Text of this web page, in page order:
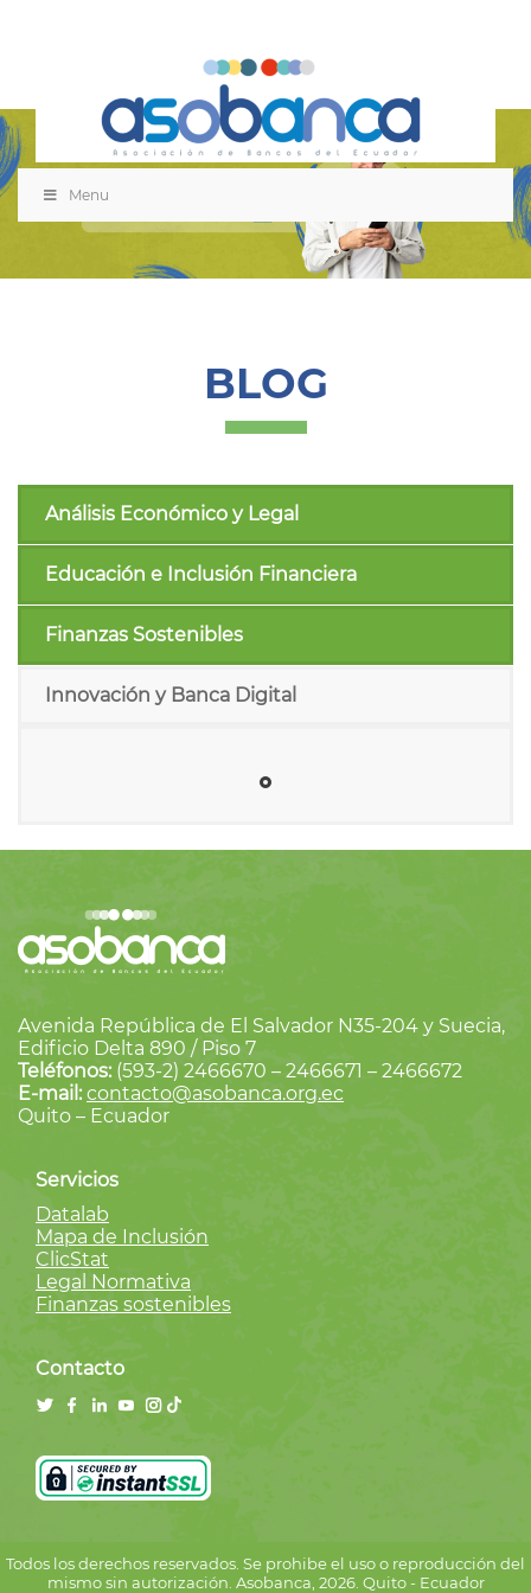
Menu
BLOG
Análisis Económico y Legal
Educación e Inclusión Financiera
Finanzas Sostenibles
Innovación y Banca Digital
Avenida República de El Salvador N35-204 y Suecia,
Edificio Delta 890 / Piso 7
Teléfonos:(593-2) 2466670 – 2466671 – 2466672
E-mail: contacto@asobanca.org.ec
Quito – Ecuador
Servicios
Datalab
Mapa de Inclusión
ClicStat
Legal Normativa
Finanzas sostenibles
Contacto
Todos los derechos reservados. Se prohibe el uso o reproducción del
mismo sin autorización. Asobanca, 2026. Quito - Ecuador